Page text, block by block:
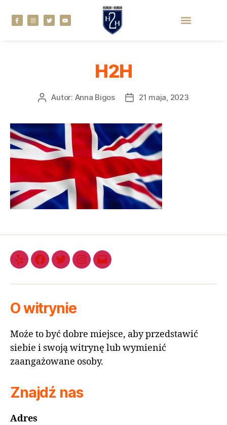
H2H
Autor: Anna Bigos 21 maja, 2023
O witrynie
Może to być dobre miejsce, aby przedstawić
siebie i swoją witrynę lub wymienić
zaangażowane osoby.
Znajdź nas
Adres